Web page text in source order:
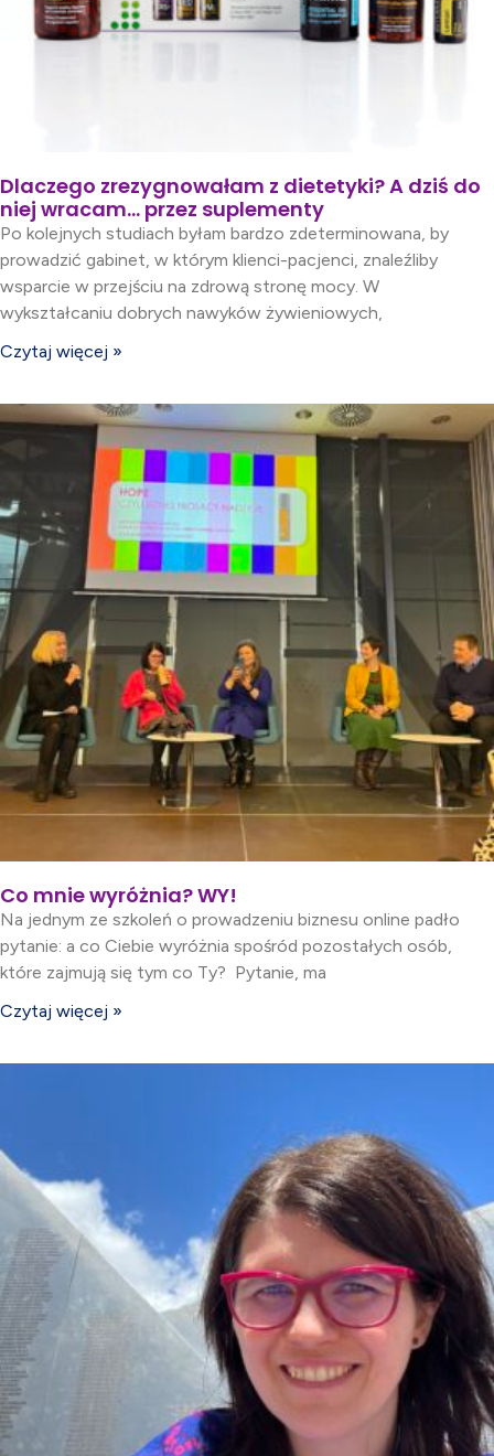
Dlaczego zrezygnowałam z dietetyki? A dziś do
niej wracam… przez suplementy
Po kolejnych studiach byłam bardzo zdeterminowana, by
prowadzić gabinet, w którym klienci-pacjenci, znaleźliby
wsparcie w przejściu na zdrową stronę mocy. W
wykształcaniu dobrych nawyków żywieniowych,
Czytaj więcej »
Co mnie wyróżnia? WY!
Na jednym ze szkoleń o prowadzeniu biznesu online padło
pytanie: a co Ciebie wyróżnia spośród pozostałych osób,
które zajmują się tym co Ty? Pytanie, ma
Czytaj więcej »